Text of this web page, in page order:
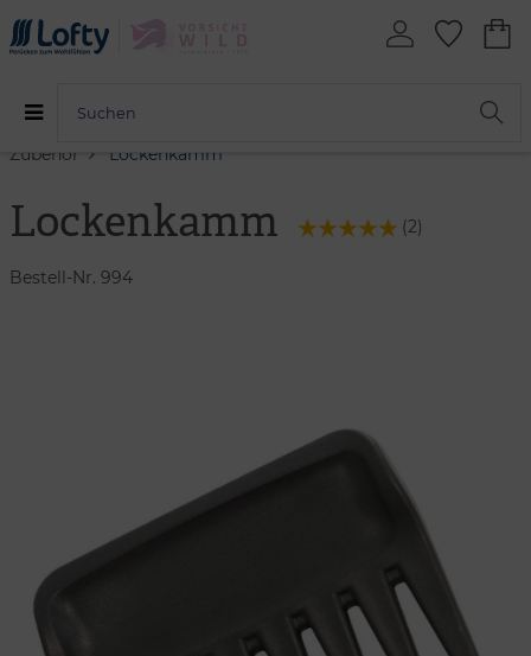
Zubehör Lockenkamm
Lockenkamm (2)
Bestell-Nr. 994